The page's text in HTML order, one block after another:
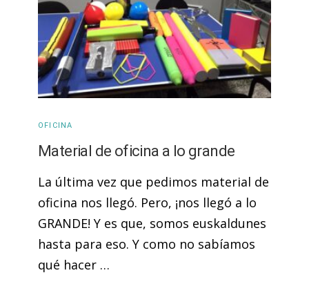
OFICINA
Material de oficina a lo grande
La última vez que pedimos material de
oficina nos llegó. Pero, ¡nos llegó a lo
GRANDE! Y es que, somos euskaldunes
hasta para eso. Y como no sabíamos
qué hacer …